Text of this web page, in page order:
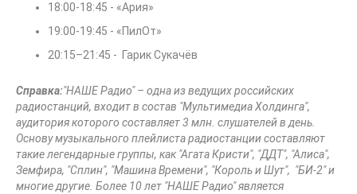
18:00-18:45 - «Ария»
19:00-19:45 - «ПилОт»
20:15–21:45 - Гарик Сукачёв
Справка:"НАШЕ Радио" – одна из ведущих российских
радиостанций, входит в состав "Мультимедиа Холдинга",
аудитория которого составляет 3 млн. слушателей в день.
Основу музыкального плейлиста радиостанции составляют
такие легендарные группы, как "Агата Кристи", "ДДТ", "Алиса",
Земфира, "Сплин", "Машина Времени", "Король и Шут", "БИ-2" и
многие другие. Более 10 лет "НАШЕ Радио" является